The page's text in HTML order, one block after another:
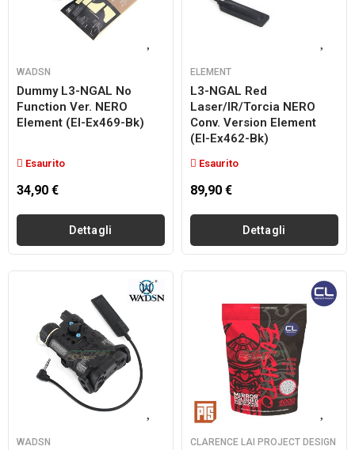
WADSN
Dummy L3-NGAL No
Function Ver. NERO
Element (el-Ex469-Bk)
Esaurito
34,90 €
Dettagli
ELEMENT
L3-NGAL Red
Laser/IR/torcia NERO
Conv. Version Element
(el-Ex462-Bk)
Esaurito
89,90 €
Dettagli
WADSN CLARENCE LAI PROJECT DESIGN